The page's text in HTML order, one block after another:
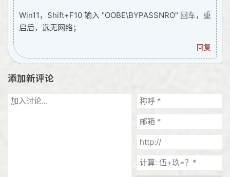
Win11，Shift+F10 输入 "OOBE\BYPASSNRO" 回车，重
启后，选无网络；
回复
添加新评论